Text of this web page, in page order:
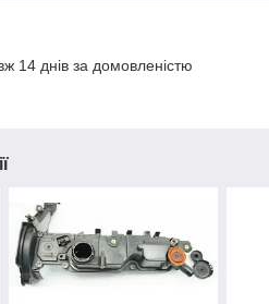
14 днів за домовленістю